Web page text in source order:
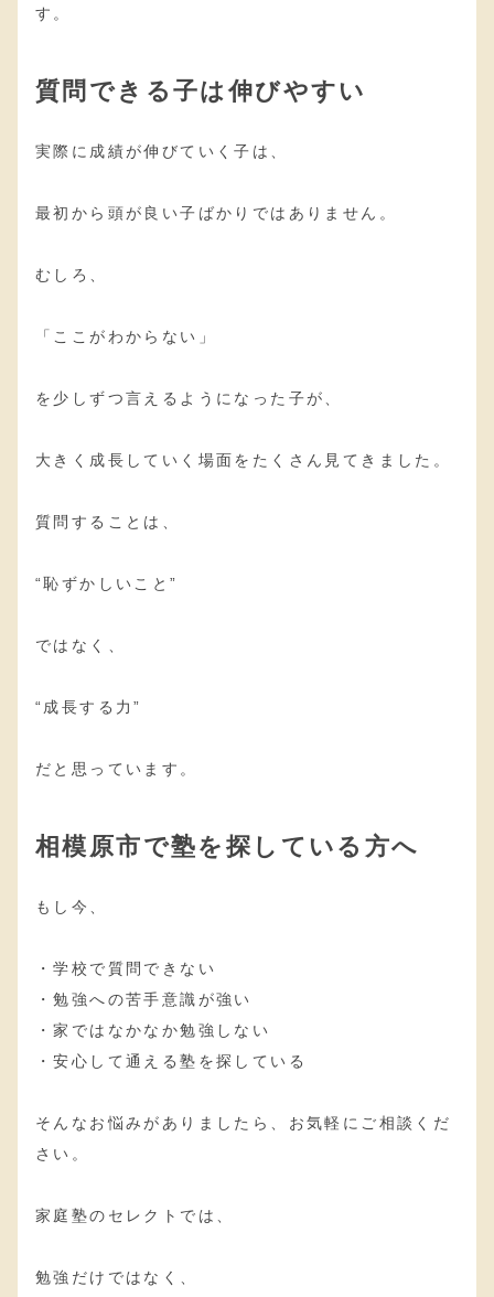
す。
質問できる子は伸びやすい
実際に成績が伸びていく子は、
最初から頭が良い子ばかりではありません。
むしろ、
「ここがわからない」
を少しずつ言えるようになった子が、
大きく成長していく場面をたくさん見てきました。
質問することは、
“恥ずかしいこと”
ではなく、
“成長する力”
だと思っています。
相模原市で塾を探している方へ
もし今、
・学校で質問できない
・勉強への苦手意識が強い
・家ではなかなか勉強しない
・安心して通える塾を探している
そんなお悩みがありましたら、お気軽にご相談くだ
さい。
家庭塾のセレクトでは、
勉強だけではなく、